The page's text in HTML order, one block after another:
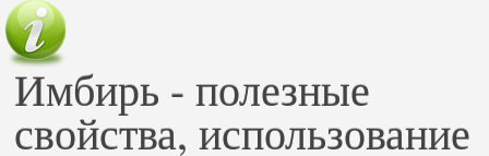
Имбирь - полезные
свойства, использование